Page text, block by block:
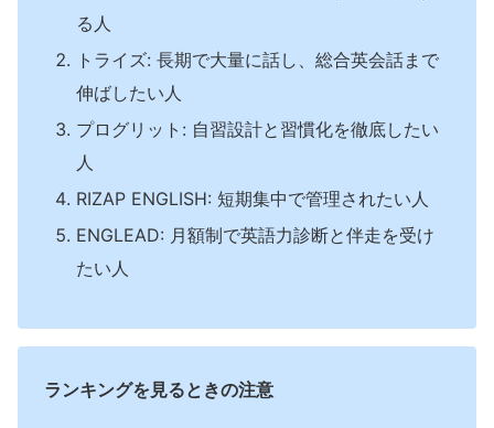
る人
トライズ: 長期で大量に話し、総合英会話まで
伸ばしたい人
プログリット: 自習設計と習慣化を徹底したい
人
RIZAP ENGLISH: 短期集中で管理されたい人
ENGLEAD: 月額制で英語力診断と伴走を受け
たい人
ランキングを見るときの注意